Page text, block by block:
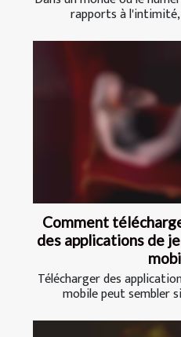
rapports à l'intimité,
Comment
des applications de
Télécharger des
mobile peut sembler